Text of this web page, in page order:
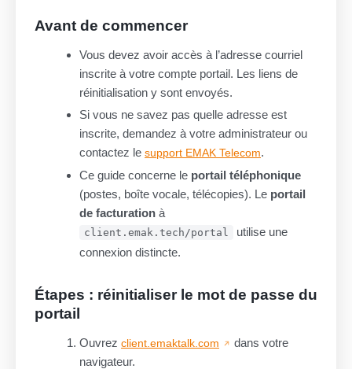
Avant de commencer
Vous devez avoir accès à l’adresse courriel
inscrite à votre compte portail. Les liens de
réinitialisation y sont envoyés.
Si vous ne savez pas quelle adresse est
inscrite, demandez à votre administrateur ou
contactez le support EMAK Telecom.
Ce guide concerne le portail téléphonique
(postes, boîte vocale, télécopies). Le portail
de facturation à
client.emak.tech/portal
utilise une
connexion distincte.
Étapes : réinitialiser le mot de passe du
portail
Ouvrez client.emaktalk.com
dans votre
navigateur.